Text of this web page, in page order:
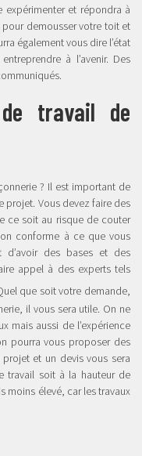
et répondra à
demousser votre toit et
également vous dire l’état
à l’avenir. Des
travail de
? Il est important de
projet. Vous devez faire des
ce soit au risque de couter
conforme à ce que vous
des bases et des
appel à des experts tels
que soit votre demande,
il vous sera utile. On ne
mais aussi de l’expérience
pourra vous proposer des
et un devis vous sera
travail soit à la hauteur de
moins élevé, car les travaux